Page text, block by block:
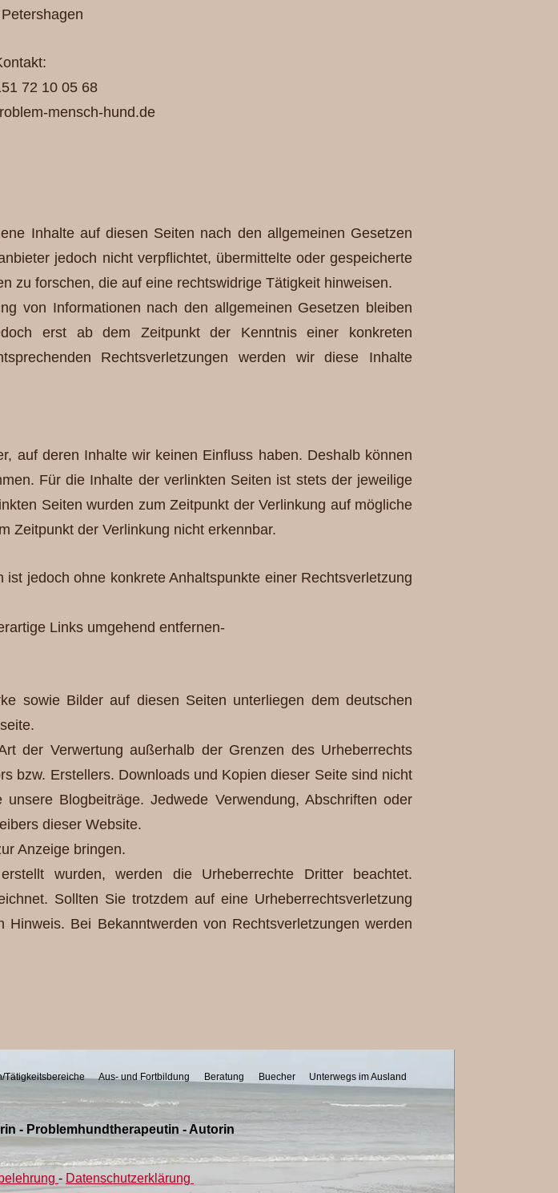
72 10 05 68
mensch-hund.de
Inhalte auf diesen Seiten nach den allgemeinen Gesetzen
jedoch nicht verpflichtet, übermittelte oder gespeicherte
zu forschen, die auf eine rechtswidrige Tätigkeit hinweisen.
von Informationen nach den allgemeinen Gesetzen bleiben
erst ab dem Zeitpunkt der Kenntnis einer konkreten
Rechtsverletzungen werden wir diese Inhalte
auf deren Inhalte wir keinen Einfluss haben. Deshalb können
Für die Inhalte der verlinkten Seiten ist stets der jeweilige
Seiten wurden zum Zeitpunkt der Verlinkung auf mögliche
Zeitpunkt der Verlinkung nicht erkennbar.
jedoch ohne konkrete Anhaltspunkte einer Rechtsverletzung
Links umgehend entfernen-
sowie Bilder auf diesen Seiten unterliegen dem deutschen
der Verwertung außerhalb der Grenzen des Urheberrechts
bzw. Erstellers. Downloads und Kopien dieser Seite sind nicht
Blogbeiträge. Jedwede Verwendung, Abschriften oder
dieser Website.
Anzeige bringen.
wurden, werden die Urheberrechte Dritter beachtet.
Sollten Sie trotzdem auf eine Urheberrechtsverletzung
Bei Bekanntwerden von Rechtsverletzungen werden
Tätigkeitsbereiche Aus- und Fortbildung Beratung Buecher Unterwegs im Ausland
- Problemhundtherapeutin - Autorin
- Datenschutzerklärung